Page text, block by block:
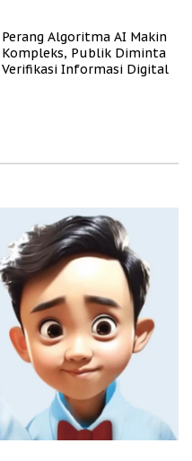
Perang Algoritma AI Makin
Kompleks, Publik Diminta
Verifikasi Informasi Digital